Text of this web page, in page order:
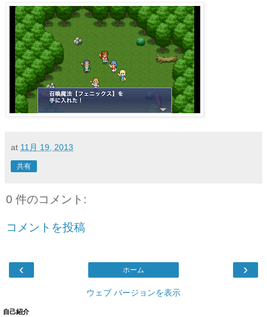
at 11月 19, 2013
共有
0 件のコメント:
コメントを投稿
‹ ›
ホーム
ウェブ バージョンを表示
自己紹介